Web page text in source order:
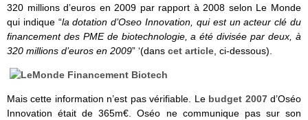
320 millions d’euros en 2009 par rapport à 2008 selon Le Monde
qui indique “la dotation d’Oseo Innovation, qui est un acteur clé du
financement des PME de biotechnologie, a été divisée par deux, à
320 millions d’euros en 2009” ‘(dans cet article , ci-dessous).
Mais cette information n’est pas vérifiable. Le budget 2007d’Oséo
Innovation était de 365m€. Oséo ne communique pas sur son